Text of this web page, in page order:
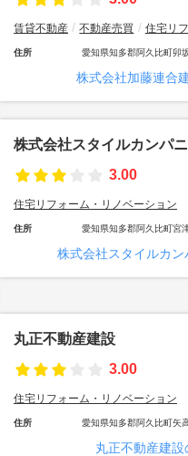
賃貸不動産 不動産売買 住宅リ
住所 愛知県知多郡阿久比町卯
株式会社加藤連合
株式会社スタイルカンパ
3.00
住宅リフォーム・リノベーション
住所 愛知県知多郡阿久比町宮
株式会社スタイルカ
丸正不動産建設
3.00
住宅リフォーム・リノベーション
住所 愛知県知多郡阿久比町矢
丸正不動産建設